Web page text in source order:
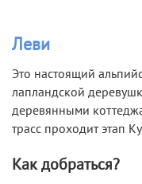
Леви
Это настоящий
лапландской
деревянными
трасс проходит этап
Как добраться?